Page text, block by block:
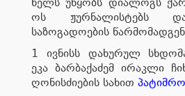
ოს ჟურნალისტებს
საზოგადოების
1 ივნისს დახურულ
ეკა ბარბაქაძემ ირაკლი
ღონისძიების სახით